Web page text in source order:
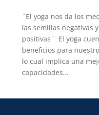
¨El yoga nos da los
las semillas negativas
positivas¨ El yoga
beneficios para
lo cual implica una
capacidades...